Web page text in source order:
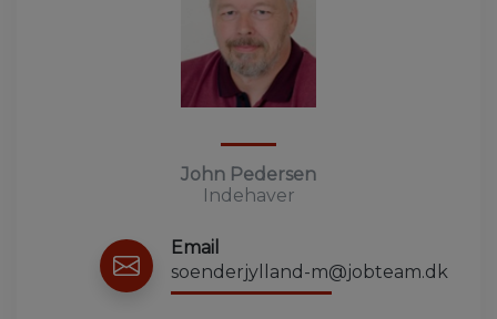
John Pedersen
Indehaver
Email
soenderjylland-m@jobteam.dk